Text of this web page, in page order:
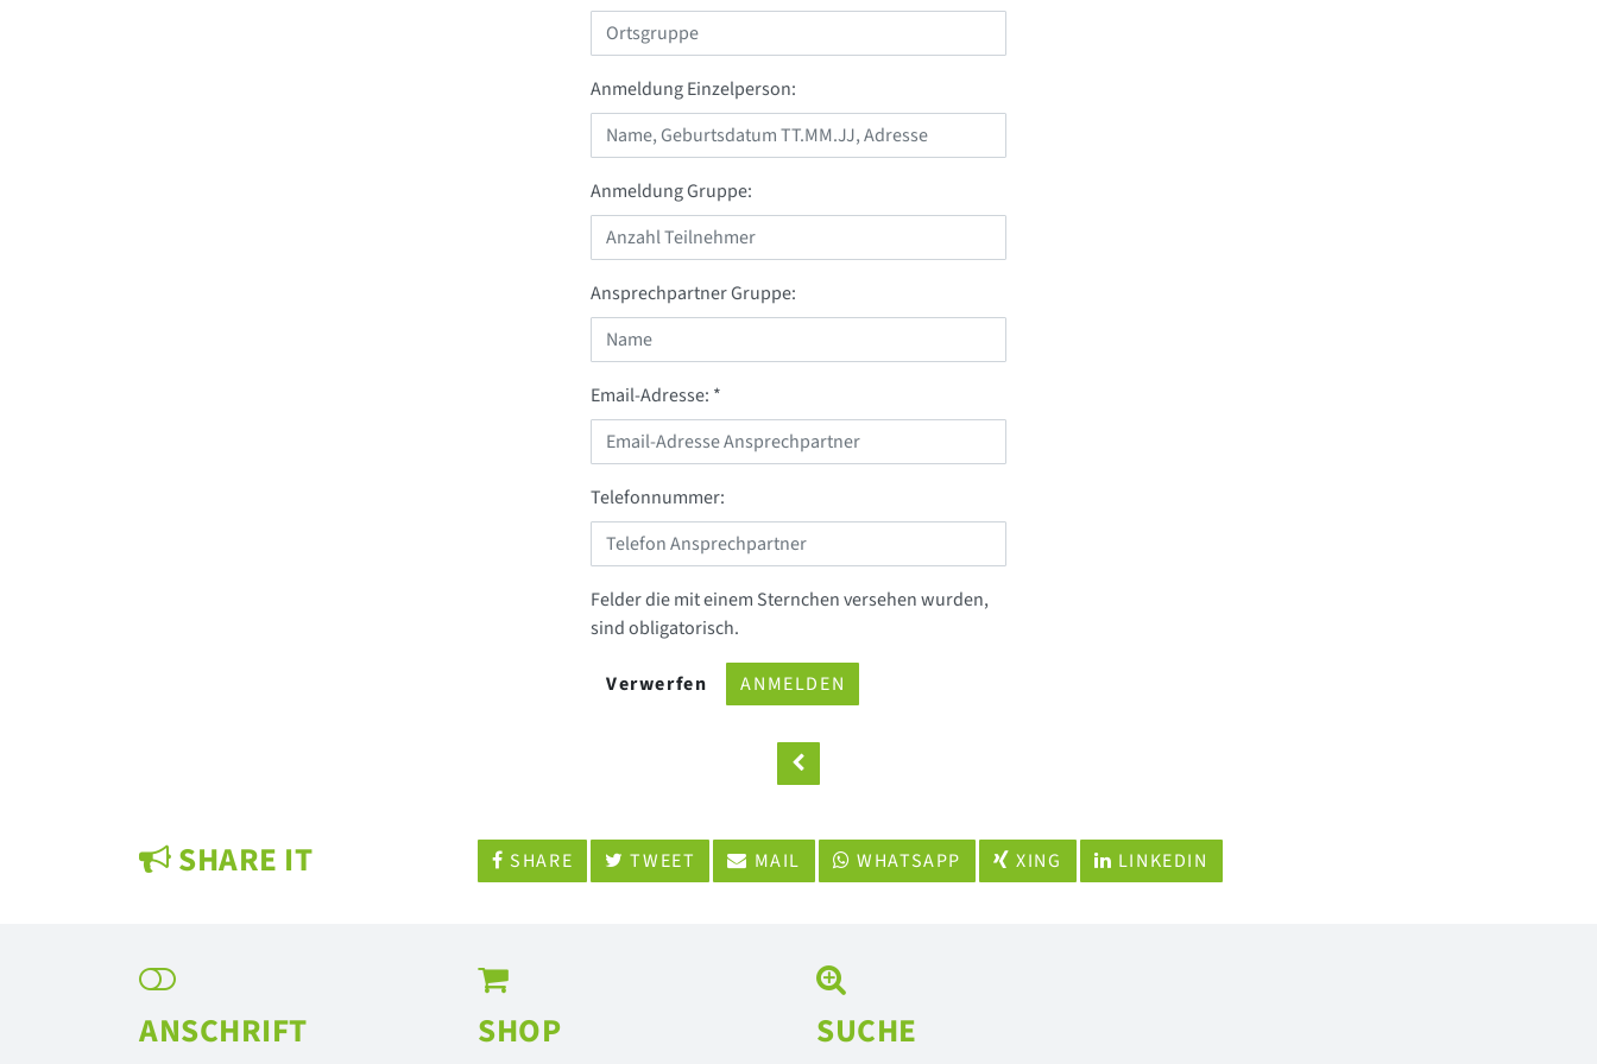
Anmeldung Einzelperson:
Anmeldung Gruppe:
Ansprechpartner Gruppe:
Email-Adresse: *
Telefonnummer:
Felder die mit einem Sternchen versehen wurden,
sind obligatorisch.
Verwerfen ANMELDEN
SHARE IT SHARE TWEET MAIL WHATSAPP XING LINKEDIN
ANSCHRIFT SHOP SUCHE